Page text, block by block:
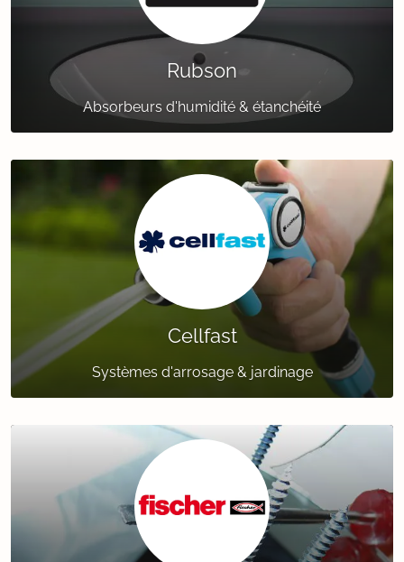
Rubson
Absorbeurs d'humidité & étanchéité
Cellfast
Systèmes d'arrosage & jardinage